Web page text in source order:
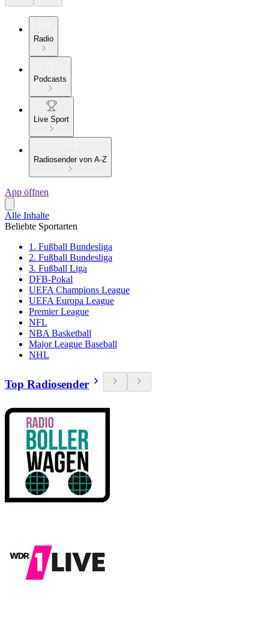
Radio
Podcasts
Live Sport
Radiosender von A-Z
App öffnen
Alle Inhalte
Beliebte Sportarten
1. Fußball Bundesliga
2. Fußball Bundesliga
3. Fußball Liga
DFB-Pokal
UEFA Champions League
UEFA Europa League
Premier League
NFL
NBA Basketball
Major League Baseball
NHL
Top Radiosender